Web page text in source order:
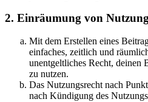
2. Einräumung von
Mit dem Erstellen eines
einfaches, zeitlich und
unentgeltliches Recht, deinen
zu nutzen.
Das Nutzungsrecht nach
nach Kündigung des